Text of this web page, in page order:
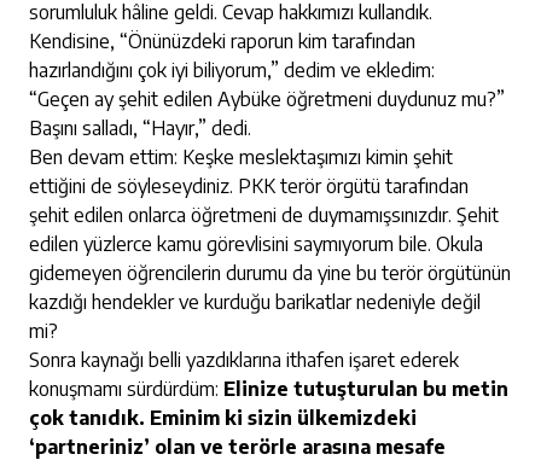
sorumluluk hâline geldi. Cevap hakkımızı kullandık.
Kendisine, “Önünüzdeki raporun kim tarafından
hazırlandığını çok iyi biliyorum,” dedim ve ekledim:
“Geçen ay şehit edilen Aybüke öğretmeni duydunuz mu?”
Başını salladı, “Hayır,” dedi.
Ben devam ettim: Keşke meslektaşımızı kimin şehit
ettiğini de söyleseydiniz. PKK terör örgütü tarafından
şehit edilen onlarca öğretmeni de duymamışsınızdır. Şehit
edilen yüzlerce kamu görevlisini saymıyorum bile. Okula
gidemeyen öğrencilerin durumu da yine bu terör örgütünün
kazdığı hendekler ve kurduğu barikatlar nedeniyle değil
mi?
Sonra kaynağı belli yazdıklarına ithafen işaret ederek
konuşmamı sürdürdüm: Elinize tutuşturulan bu metin
çok tanıdık. Eminim ki sizin ülkemizdeki
‘partneriniz’ olan ve terörle arasına mesafe